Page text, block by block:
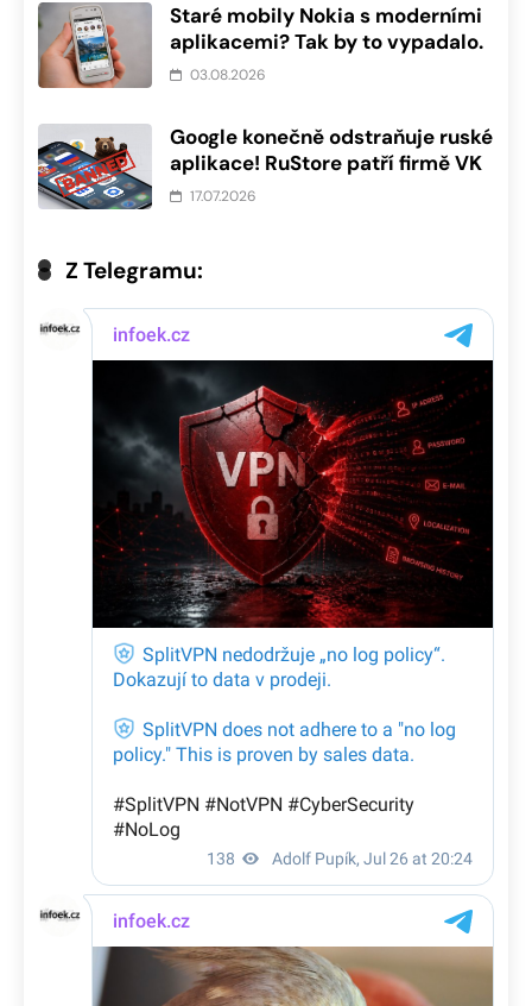
Staré mobily Nokia s moderními
aplikacemi? Tak by to vypadalo.
03.08.2026
Google konečně odstraňuje ruské
aplikace! RuStore patří firmě VK
17.07.2026
Z Telegramu: